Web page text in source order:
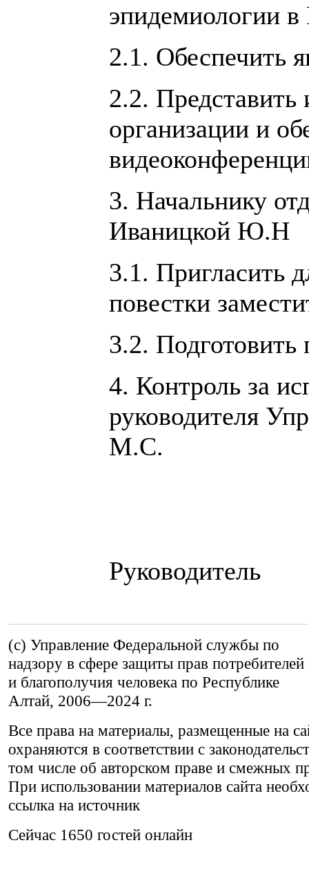
эпидемиологии
2.1. Обеспечить
2.2.
организации и
3. Начальнику
Иваницкой Ю.Н
3.1. Пригласить
повестки
3.2. Подготовить
4. Контроль за
руководителя
М.С.
(c) Управление Федеральной службы по
надзору в сфере защиты прав потребителей
и благополучия человека по Республике
Алтай, 2006—2024 г.
Все права на материалы, размещенные на
охраняются в соответствии с
том числе об авторском праве и смежных
При использовании материалов сайта
ссылка на источник
Сейчас 1650 гостей онлайн